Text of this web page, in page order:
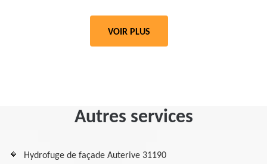
VOIR PLUS
Autres services
Hydrofuge de façade Auterive 31190